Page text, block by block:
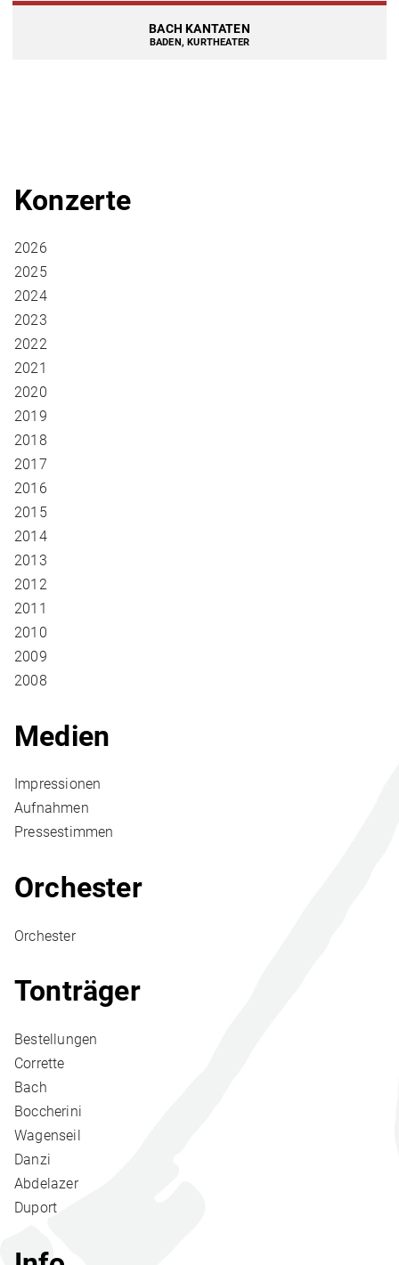
BACH KANTATEN
BADEN, KURTHEATER
Konzerte
2026
2025
2024
2023
2022
2021
2020
2019
2018
2017
2016
2015
2014
2013
2012
2011
2010
2009
2008
Medien
Impressionen
Aufnahmen
Pressestimmen
Orchester
Orchester
Tonträger
Bestellungen
Corrette
Bach
Boccherini
Wagenseil
Danzi
Abdelazer
Duport